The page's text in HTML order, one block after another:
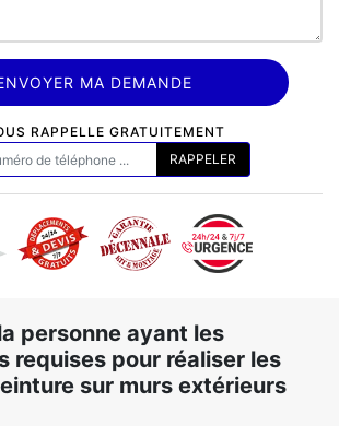
RAPPELLE GRATUITEMENT
personne ayant les
requises pour réaliser les
sur murs extérieurs